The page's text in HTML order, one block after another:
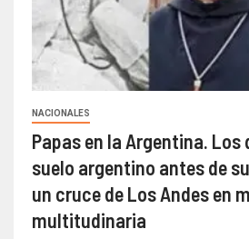
NACIONALES
Papas en la Argentina. Los
suelo argentino antes de
un cruce de Los Andes en
multitudinaria